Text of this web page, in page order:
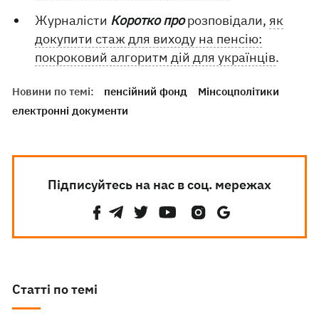
Журналісти Коротко пророзповідали,як
докупити стаж для виходу на пенсію:
покроковий алгоритм дій для українців.
Новини по темі: пенсійний фонд
Мінсоцполітики
електронні документи
Підписуйтесь на нас в соц. мережах
Статті по темі